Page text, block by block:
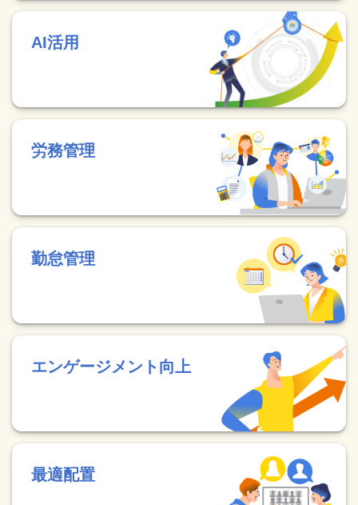
AI活用
労務管理
勤怠管理
エンゲージメント向上
最適配置